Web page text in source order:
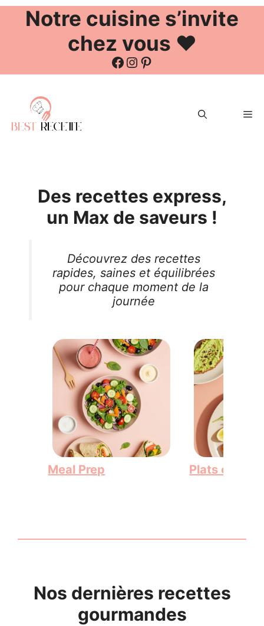
Notre cuisine s’invite
chez vous ❤️
Facebook
Instagram
Pinterest
contenu
Des recettes express,
un Max de saveurs !
Découvrez des recettes
rapides, saines et équilibrées
pour chaque moment de la
journée
Meal Prep Plats
Nos dernières recettes
gourmandes